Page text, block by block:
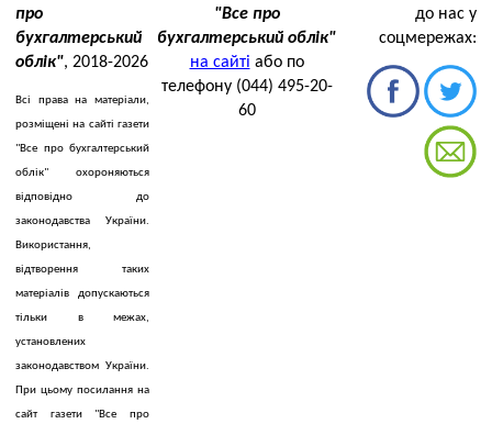
про
бухгалтерський
облік", 2018-2026
Всі права на матеріали,
розміщені на сайті газети
"Все про бухгалтерський
облік" охороняються
відповідно до
законодавства України.
Використання,
відтворення таких
матеріалів допускаються
тільки в межах,
установлених
законодавством України.
При цьому посилання на
сайт газети "Все про
"Все про
бухгалтерський облік"
на сайті або по
телефону (044) 495-20-
60
до нас у
соцмережах: